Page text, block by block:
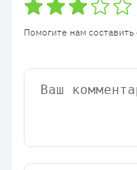
Помогите нам